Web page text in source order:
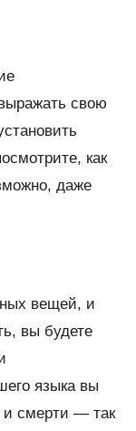
свою
как
даже
вещей, и
вы будете
языка вы
и смерти — так